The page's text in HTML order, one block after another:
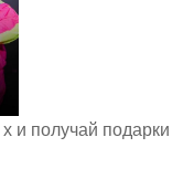
и получай подарки